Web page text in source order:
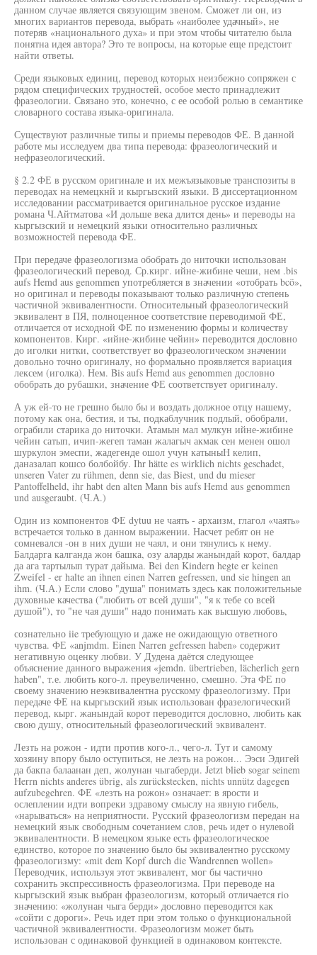
данном случае является связующим звеном. Сможет ли он, из
многих вариантов перевода, выбрать «наиболее удачный», не
потеряв «национального духа» и при этом чтобы читателю была
понятна идея автора? Это те вопросы, на которые еще предстоит
найти ответы.
Среди языковых единиц, перевод которых неизбежно сопряжен с
рядом специфических трудностей, особое место принадлежит
фразеологии. Связано это, конечно, с ее особой ролью в семантике
словарного состава языка-оригинала.
Существуют различные типы и приемы переводов ФЕ. В данной
работе мы исследуем два типа перевода: фразеологический и
нефразеологический.
§ 2.2 ФЕ в русском оригинале и их межъязыковые транспозиты в
переводах на немецкнй и кыргызский языки. В диссертационном
исследовании рассматривается оригинальное русское издание
романа Ч.Айтматова «И дольше века длится день» и переводы на
кыргызский и немецкий языки относительно различных
возможностей перевода ФЕ.
При передаче фразеологизма обобрать до ниточки использован
фразеологический перевод. Ср.кирг. ийне-жибине чеши, нем .bis
aufs Hemd aus genommen употребляется в значении «отобрать bcö»,
но оригинал и переводы показывают только различную степень
частичной эквивалентности. Относительный фразеологический
эквивалент в ПЯ, полноценное соответствие переводимой ФЕ,
отличается от исходной ФЕ по изменению формы и количеству
компонентов. Кирг. «ийне-жибине чейин» переводится дословно
до иголки нитки, соответствует во фразеологическом значении
довольно точно оригиналу, но формально проявляется вариация
лексем (иголка). Нем. Bis aufs Hemd aus genommen дословно
обобрать до рубашки, значение ФЕ соответствует оригиналу.
А уж ей-то не грешно было бы и воздать должное отцу нашему,
потому как она, бестия, и ты, подкаблучник подлый, обобрали,
ограбили старика до ниточки. Атамын мал мулкун ийне-жибине
чейин сатып, ичип-жегеп таман жалагыч акмак сен менен ошол
шуркулон эмеспи, жадегенде ошол учун катыныН келип,
даназалап кошсо болбойбу. Ihr hätte es wirklich nichts geschadet,
unseren Vater zu rühmen, denn sie, das Biest, und du mieser
Pantoffelheld, ihr habt den alten Mann bis aufs Hemd aus genommen
und ausgeraubt. (Ч.А.)
Один из компонентов ФЕ dytuu не чаять - архаизм, глагол «чаять»
встречается только в данном выражении. Насчет ребят он не
сомневался -он в них души не чаял, и они тянулись к нему.
Балдарга калганда жон башка, озу аларды жанындай корот, балдар
да ага тартылып турат дайыма. Bei den Kindern hegte er keinen
Zweifel - er halte an ihnen einen Narren gefressen, und sie hingen an
ihm. (Ч.А.) Если слово "душа" понимать здесь как положительные
духовные качества ("любить от всей души", "я к тебе со всей
душой"), то "не чая души" надо понимать как высшую любовь,
сознательно iie требующую и даже не ожидающую ответного
чувства. ФЕ «anjmdm. Einen Narren gefressen haben» содержит
негативную оценку любви. У Дудена даётся следующее
объяснение данного выражения «jemdn. übertrieben, lächerlich gern
haben", т.е. любить кого-л. преувеличенно, смешно. Эта ФЕ по
своему значению неэквивалентна русскому фразеологизму. При
передаче ФЕ на кыргызский язык использован фразелогический
перевод, кырг. жанындай корот переводится дословно, любить как
свою душу, относительный фразеологический эквивалент.
Лезть на рожон - идти против кого-л., чего-л. Тут и самому
хозяину впору было оступиться, не лезть на рожон... Ээси Эдигей
да бакпа балаанан деп, жолунан чыгаберди. Jetzt blieb sogar seinem
Herrn nichts anderes übrig, als zurückstecken, nichts unnütz dagegen
aufzubegehren. ФЕ «лезть на рожон» означает: в ярости и
ослеплении идти вопреки здравому смыслу на явную гибель,
«нарываться» на неприятности. Русский фразеологизм передан на
немецкий язык свободным сочетанием слов, речь идет о нулевой
эквивалентности. В немецком языке есть фразеологическое
единство, которое по значению было бы эквивалентно русскому
фразеологизму: «mit dem Kopf durch die Wandrennen wollen»
Переводчик, используя этот эквивалент, мог бы частично
сохранить экспрессивность фразеологизма. При переводе на
кыргызский язык выбран фразеологизм, который отличается rio
значению: «жолунан чыга берди» дословно переводится как
«сойти с дороги». Речь идет при этом только о функциональной
частичной эквивалентности. Фразеологизм может быть
использован с одинаковой функцией в одинаковом контексте.